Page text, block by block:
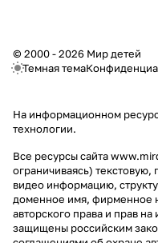
© 2000 - 2026 Мир детей
Темная тема
На информационном
технологии.
Все ресурсы сайта
ограничиваясь)
видео информацию,
доменное имя, фирменное
авторского права и прав
защищены российским